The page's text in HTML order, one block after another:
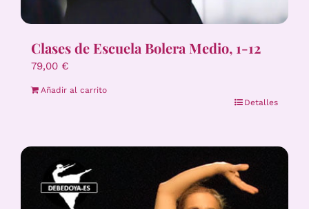
Clases de Escuela Bolera Medio, 1-12
79,00 €
Añadir al carrito
Detalles